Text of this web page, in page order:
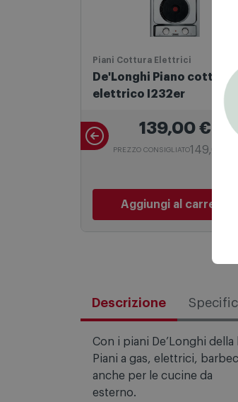
Piani Cottura Elettrici
De'Longhi Piano cottura
139,00€
Descrizione
Con i piani De’Longhi
Piani a gas, elettrici,
anche per le cucine da